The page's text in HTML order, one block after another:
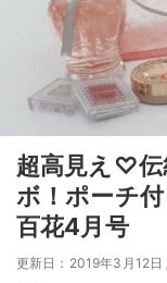
超高見え♡伝
ボ！ポーチ
百花4月号
更新日：2019年3月12日